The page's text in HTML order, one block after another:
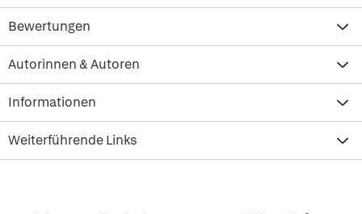
Bewertungen
Autorinnen & Autoren
Informationen
Weiterführende Links